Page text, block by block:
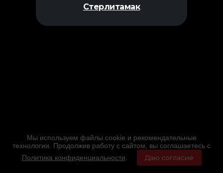
Стерлитамак
Мы используем файлы cookie и рекомендательные
технологии. Продолжив работу с сайтом, вы соглашаетесь с
Политика конфиденциальности
Даю согласие